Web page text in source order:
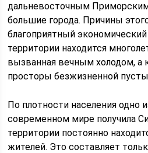
дальневосточным
большие города. Причины
благоприятный
территории находится
вызванная вечным холодом, а
просторы безжизненной
По плотности населения одно
современном мире получила
территории постоянно
жителей. Это составляет